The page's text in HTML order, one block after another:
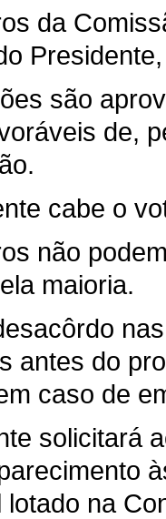
da
são
de,
cabe o
não
maioria.
antes do
caso de
solicitará
na